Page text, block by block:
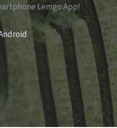
Lemgo.App!